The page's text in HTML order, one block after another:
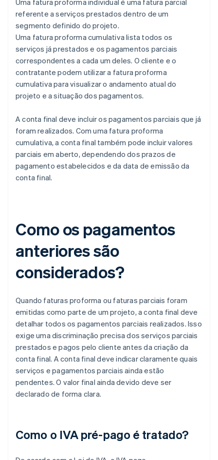
Uma fatura proforma individual é uma fatura parcial
referente a serviços prestados dentro de um
segmento definido do projeto.
Uma fatura proforma cumulativa lista todos os
serviços já prestados e os pagamentos parciais
correspondentes a cada um deles. O cliente e o
contratante podem utilizar a fatura proforma
cumulativa para visualizar o andamento atual do
projeto e a situação dos pagamentos.
A conta final deve incluir os pagamentos parciais que já
foram realizados. Com uma fatura proforma
cumulativa, a conta final também pode incluir valores
parciais em aberto, dependendo dos prazos de
pagamento estabelecidos e da data de emissão da
conta final.
Como os pagamentos
anteriores são
considerados?
Quando faturas proforma ou faturas parciais foram
emitidas como parte de um projeto, a conta final deve
detalhar todos os pagamentos parciais realizados. Isso
exige uma discriminação precisa dos serviços parciais
prestados e pagos pelo cliente antes da criação da
conta final. A conta final deve indicar claramente quais
serviços e pagamentos parciais ainda estão
pendentes. O valor final ainda devido deve ser
declarado de forma clara.
Como o IVA pré-pago é tratado?